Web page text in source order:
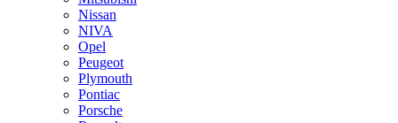
Nissan
NIVA
Opel
Peugeot
Plymouth
Pontiac
Porsche